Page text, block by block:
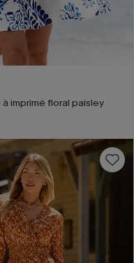
imprimé floral paisley